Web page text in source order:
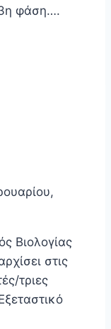
φάση….
Βιολογίας
στις
τριες